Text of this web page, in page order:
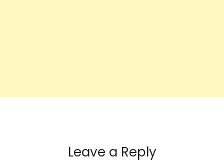
Leave a Reply